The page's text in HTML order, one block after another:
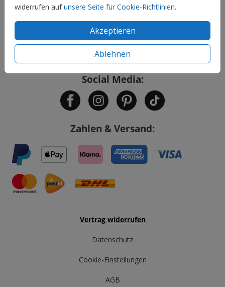
widerrufen aufunsere Seite für Cookie-Richtlinien.
Akzeptieren
Ablehnen
Informationen
Service
Social Media:
Zahlen & Versand:
Vertrag widerrufen
Datenschutz
Cookie-Einstellungen
AGB